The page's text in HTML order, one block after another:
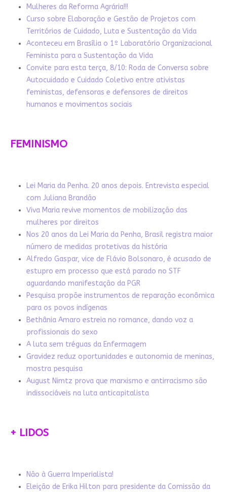
Mulheres da Reforma Agrária!!!
Curso sobre Elaboração e Gestão de Projetos com
Territórios de Cuidado, Luta e Sustentação da Vida
Aconteceu em Brasília o 1º Laboratório Organizacional
Feminista para a Sustentação da Vida
Convite para esta terça, 8/10: Roda de Conversa sobre
Autocuidado e Cuidado Coletivo entre ativistas
feministas, defensoras e defensores de direitos
humanos e movimentos sociais
FEMINISMO
Lei Maria da Penha. 20 anos depois. Entrevista especial
com Juliana Brandão
Viva Maria revive momentos de mobilização das
mulheres por direitos
Nos 20 anos da Lei Maria da Penha, Brasil registra maior
número de medidas protetivas da história
Alfredo Gaspar, vice de Flávio Bolsonaro, é acusado de
estupro em processo que está parado no STF
aguardando manifestação da PGR
Pesquisa propõe instrumentos de reparação econômica
para os povos indígenas
Bethânia Amaro estreia no romance, dando voz a
profissionais do sexo
A luta sem tréguas da Enfermagem
Gravidez reduz oportunidades e autonomia de meninas,
mostra pesquisa
August Nimtz prova que marxismo e antirracismo são
indissociáveis na luta anticapitalista
+ LIDOS
Não à Guerra Imperialista!
Eleição de Erika Hilton para presidente da Comissão da